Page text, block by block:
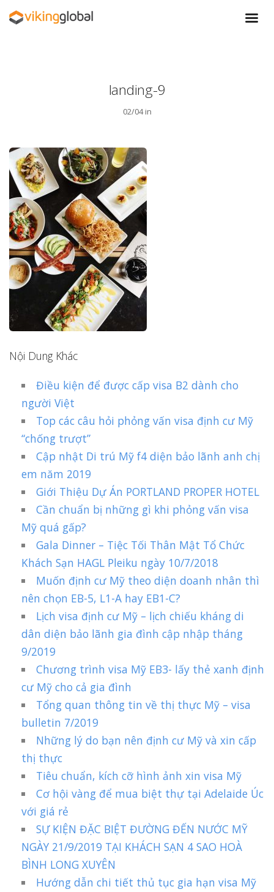
landing-9
02/04 in
Nội Dung Khác
Điều kiện để được cấp visa B2 dành cho
người Việt
Top các câu hỏi phỏng vấn visa định cư Mỹ
“chống trượt”
Cập nhật Di trú Mỹ f4 diện bảo lãnh anh chị
em năm 2019
Giới Thiệu Dự Án PORTLAND PROPER HOTEL
Cần chuẩn bị những gì khi phỏng vấn visa
Mỹ quá gấp?
Gala Dinner – Tiệc Tối Thân Mật Tổ Chức
Khách Sạn HAGL Pleiku ngày 10/7/2018
Muốn định cư Mỹ theo diện doanh nhân thì
nên chọn EB-5, L1-A hay EB1-C?
Lịch visa định cư Mỹ – lịch chiếu kháng di
dân diện bảo lãnh gia đình cập nhập tháng
9/2019
Chương trình visa Mỹ EB3- lấy thẻ xanh định
cư Mỹ cho cả gia đình
Tổng quan thông tin về thị thực Mỹ – visa
bulletin 7/2019
Những lý do bạn nên định cư Mỹ và xin cấp
thị thực
Tiêu chuẩn, kích cỡ hình ảnh xin visa Mỹ
Cơ hội vàng để mua biệt thự tại Adelaide Úc
với giá rẻ
SỰ KIỆN ĐẶC BIỆT ĐƯỜNG ĐẾN NƯỚC MỸ
NGÀY 21/9/2019 TẠI KHÁCH SẠN 4 SAO HOÀ
BÌNH LONG XUYÊN
Hướng dẫn chi tiết thủ tục gia hạn visa Mỹ